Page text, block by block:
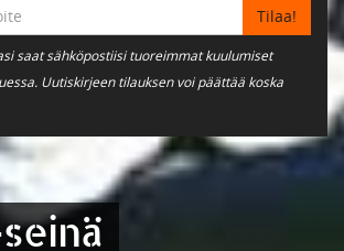
saat sähköpostiisi tuoreimmat kuulumiset
Uutiskirjeen tilauksen voi päättää koska